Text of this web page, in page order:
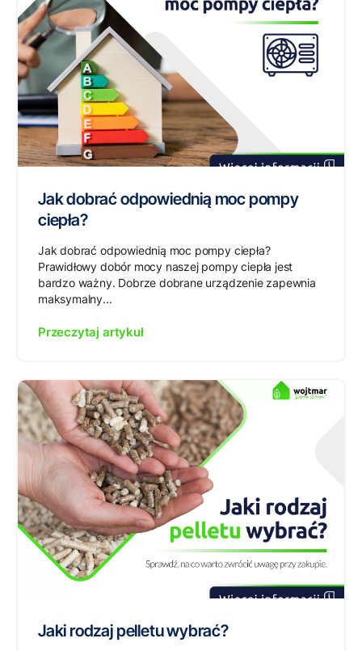
Jak dobrać odpowiednią moc pompy
ciepła?
Jak dobrać odpowiednią moc pompy ciepła?
Prawidłowy dobór mocy naszej pompy ciepła jest
bardzo ważny. Dobrze dobrane urządzenie zapewnia
maksymalny...
Przeczytaj artykuł
Jaki rodzaj pelletu wybrać?